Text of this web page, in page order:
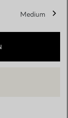
Medium
ODER EINEN